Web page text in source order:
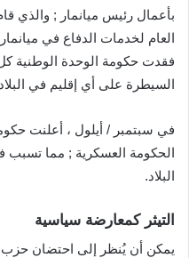
بأعمال رئيس ميانمار ; والذي
العام لخدمات الدفاع في
فقدت حكومة الوحدة الوطنية
السيطرة على أي إقليم في
في سبتمبر / أيلول ، أعلنت
الحكومة العسكرية ; مما تسبب
البلاد.
التيثر كمعارضة سياسية